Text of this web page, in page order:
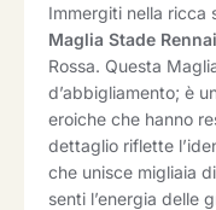
Immergiti nella ricca
Maglia Stade
Rossa. Questa
d’abbigliamento; è
eroiche che hanno
dettaglio riflette
che unisce migliaia
senti l’energia delle